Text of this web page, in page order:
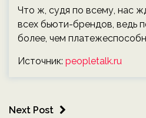
Что ж, судя по всему, нас
всех бьюти-брендов, ведь
более, чем
Источник: peopletalk.ru
Next Post